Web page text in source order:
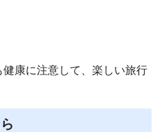
康に注意して、楽しい旅行